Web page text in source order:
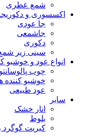
شمع عطری
اکسسوری و
جا عودی
جاشمعی
دکوری
سینی زیر
انواع عود و خوشبو
چوب پالوسانتو
خوشبو کننده
عود طبیعی
سایر
انار خشک
بلوط
کبریت گوگرد